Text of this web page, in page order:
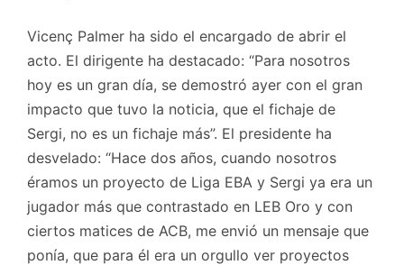
Vicenç Palmer ha sido el encargado de abrir el
acto. El dirigente ha destacado: “Para nosotros
hoy es un gran día, se demostró ayer con el gran
impacto que tuvo la noticia, que el fichaje de
Sergi, no es un fichaje más”. El presidente ha
desvelado: “Hace dos años, cuando nosotros
éramos un proyecto de Liga EBA y Sergi ya era un
jugador más que contrastado en LEB Oro y con
ciertos matices de ACB, me envió un mensaje que
ponía, que para él era un orgullo ver proyectos